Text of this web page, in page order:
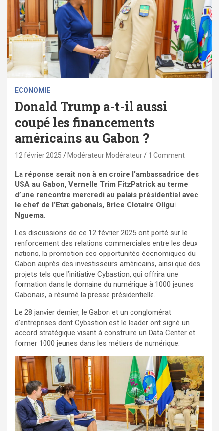
ECONOMIE
Donald Trump a-t-il aussi
coupé les financements
américains au Gabon ?
12 février 2025 Modérateur Modérateur 1 Comment
La réponse serait non à en croire l’ambassadrice des
USA au Gabon, Vernelle Trim FitzPatrick au terme
d’une rencontre mercredi au palais présidentiel avec
le chef de l’Etat gabonais, Brice Clotaire Oligui
Nguema.
Les discussions de ce 12 février 2025 ont porté sur le
renforcement des relations commerciales entre les deux
nations, la promotion des opportunités économiques du
Gabon auprès des investisseurs américains, ainsi que des
projets tels que l’initiative Cybastion, qui offrira une
formation dans le domaine du numérique à 1000 jeunes
Gabonais, a résumé la presse présidentielle.
Le 28 janvier dernier, le Gabon et un conglomérat
d’entreprises dont Cybastion est le leader ont signé un
accord stratégique visant à construire un Data Center et
former 1000 jeunes dans les métiers de numérique.